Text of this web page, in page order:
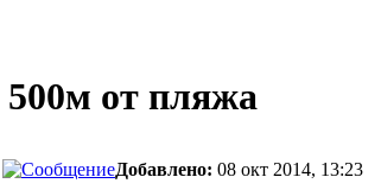
от пляжа
Добавлено: 08 окт 2014, 13:23